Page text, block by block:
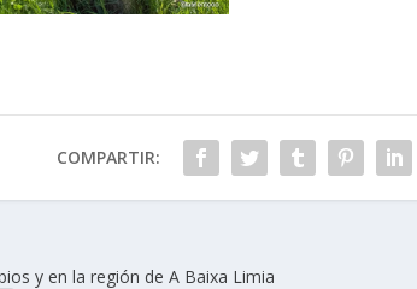
COMPARTIR:
y en la región de A Baixa Limia